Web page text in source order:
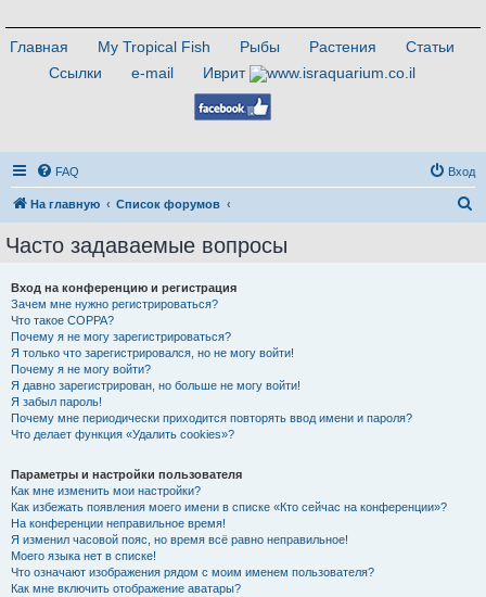
Главная My Tropical Fish Рыбы Растения
Статьи
Ссылки
e-mail Иврит
FAQ Вход
На главную Список форумов
Часто задаваемые вопросы
Вход на конференцию и регистрация
Зачем мне нужно регистрироваться?
Что такое COPPA?
Почему я не могу зарегистрироваться?
Я только что зарегистрировался, но не могу войти!
Почему я не могу войти?
Я давно зарегистрирован, но больше не могу войти!
Я забыл пароль!
Почему мне периодически приходится повторять ввод имени и пароля?
Что делает функция «Удалить cookies»?
Параметры и настройки пользователя
Как мне изменить мои настройки?
Как избежать появления моего имени в списке «Кто сейчас на конференции»?
На конференции неправильное время!
Я изменил часовой пояс, но время всё равно неправильное!
Моего языка нет в списке!
Что означают изображения рядом с моим именем пользователя?
Как мне включить отображение аватары?